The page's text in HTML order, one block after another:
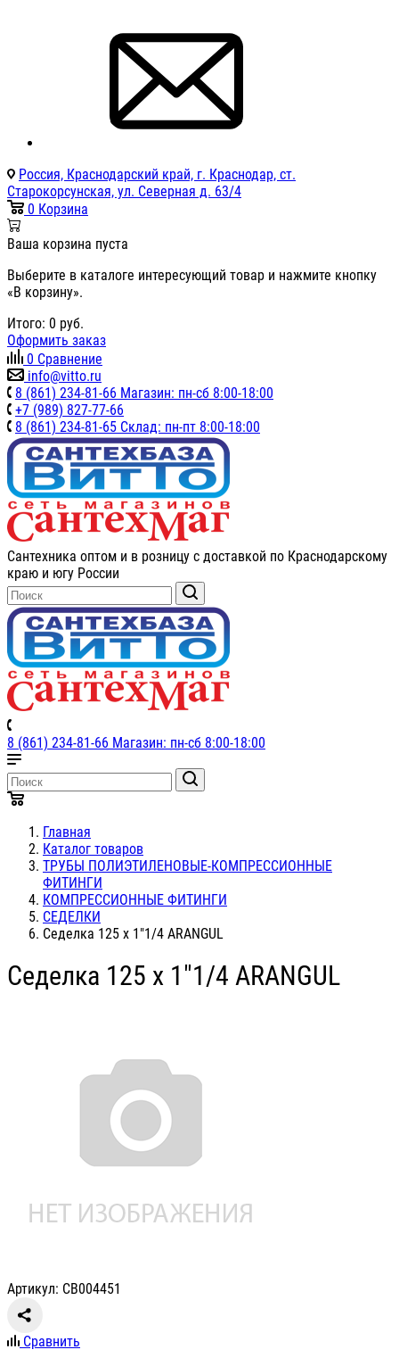
Россия, Краснодарский край, г. Краснодар, ст.
Старокорсунская, ул. Северная д. 63/4
0 Корзина
Ваша корзина пуста
Выберите в каталоге интересующий товар и нажмите кнопку
«В корзину».
Итого: 0 руб.
Оформить заказ
0 Сравнение
info@vitto.ru
8 (861) 234-81-66 Магазин: пн-сб 8:00-18:00
+7 (989) 827-77-66
8 (861) 234-81-65 Склад: пн-пт 8:00-18:00
Сантехника оптом и в розницу с доставкой по Краснодарскому
краю и югу России
8 (861) 234-81-66 Магазин: пн-сб 8:00-18:00
Главная
Каталог товаров
ТРУБЫ ПОЛИЭТИЛЕНОВЫЕ-КОМПРЕССИОННЫЕ
ФИТИНГИ
КОМПРЕССИОННЫЕ ФИТИНГИ
СЕДЕЛКИ
Седелка 125 х 1"1/4 ARANGUL
Седелка 125 х 1"1/4 ARANGUL
Артикул: СВ004451
Сравнить